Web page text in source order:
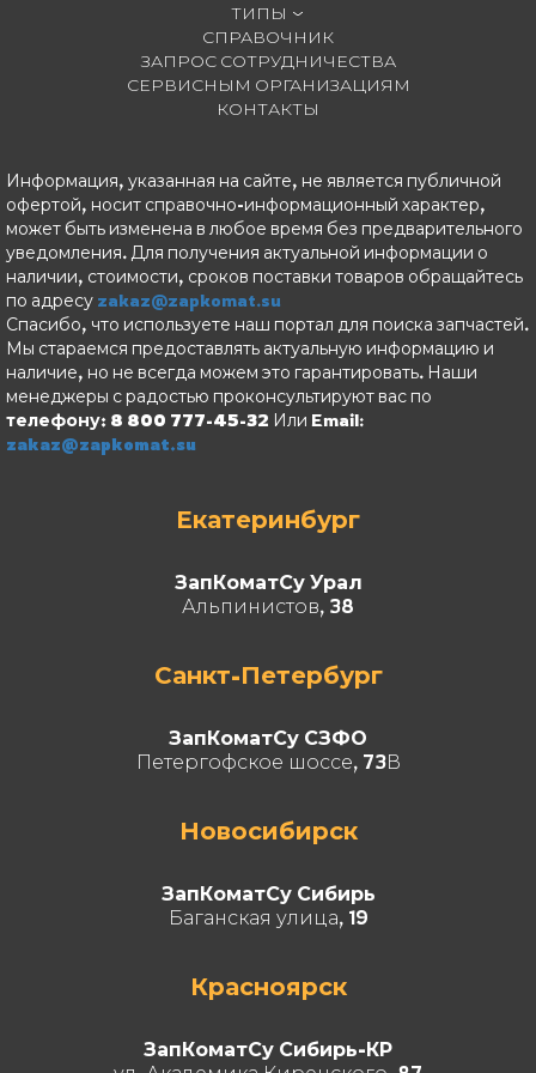
ТИПЫ
СПРАВОЧНИК
ЗАПРОС СОТРУДНИЧЕСТВА
СЕРВИСНЫМ ОРГАНИЗАЦИЯМ
КОНТАКТЫ
Информация, указанная на сайте, не является публичной
офертой, носит справочно-информационный характер,
может быть изменена в любое время без предварительного
уведомления. Для получения актуальной информации о
наличии, стоимости, сроков поставки товаров обращайтесь
по адресу zakaz@zapkomat.su
Спасибо, что используете наш портал для поиска запчастей.
Мы стараемся предоставлять актуальную информацию и
наличие, но не всегда можем это гарантировать. Наши
менеджеры с радостью проконсультируют вас по
телефону: 8 800 777-45-32 Или Email:
zakaz@zapkomat.su
Екатеринбург
ЗапКоматСу Урал
Альпинистов, 38
Санкт-Петербург
ЗапКоматСу СЗФО
Петергофское шоссе, 73В
Новосибирск
ЗапКоматСу Сибирь
Баганская улица, 19
Красноярск
ЗапКоматСу Сибирь-КР